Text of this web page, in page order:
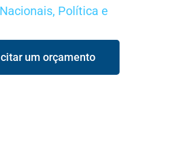
, Política e
um orçamento